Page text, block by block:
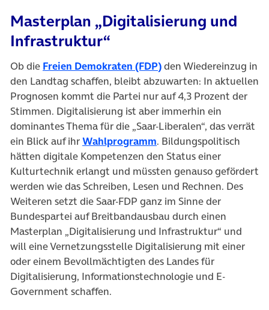
Masterplan „Digitalisierung und
Infrastruktur“
Ob die Freien Demokraten (FDP)(öffnet in neuem Tab)
den Wiedereinzug in
den Landtag schaffen, bleibt abzuwarten: In aktuellen
Prognosen kommt die Partei nur auf 4,3 Prozent der
Stimmen. Digitalisierung ist aber immerhin ein
dominantes Thema für die „Saar-Liberalen“, das verrät
ein Blick auf ihrWahlprogramm(öffnet in neuem Tab)
. Bildungspolitisch
hätten digitale Kompetenzen den Status einer
Kulturtechnik erlangt und müssten genauso gefördert
werden wie das Schreiben, Lesen und Rechnen. Des
Weiteren setzt die Saar-FDP ganz im Sinne der
Bundespartei auf Breitbandausbau durch einen
Masterplan „Digitalisierung und Infrastruktur“ und
will eine Vernetzungsstelle Digitalisierung mit einer
oder einem Bevollmächtigten des Landes für
Digitalisierung, Informationstechnologie und E-
Government schaffen.